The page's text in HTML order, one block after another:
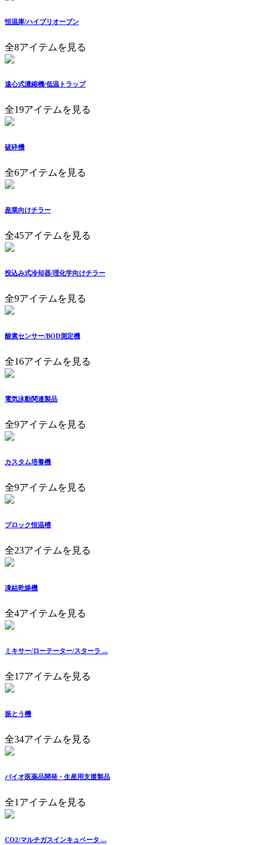
恒温庫/ハイブリオーブン
全8アイテムを見る
遠心式濃縮機/低温トラップ
全19アイテムを見る
破砕機
全6アイテムを見る
産業向けチラー
全45アイテムを見る
投込み式冷却器/理化学向けチラー
全9アイテムを見る
酸素センサー/BOD測定機
全16アイテムを見る
電気泳動関連製品
全9アイテムを見る
カスタム培養機
全9アイテムを見る
ブロック恒温槽
全23アイテムを見る
凍結乾燥機
全4アイテムを見る
ミキサー/ローテーター/スターラ ...
全17アイテムを見る
振とう機
全34アイテムを見る
バイオ医薬品開発・生産用支援製品
全1アイテムを見る
CO2/マルチガスインキュベータ ...